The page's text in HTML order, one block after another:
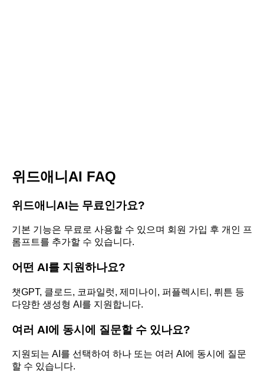
위드애니AI FAQ
위드애니AI는 무료인가요?
기본 기능은 무료로 사용할 수 있으며 회원 가입 후 개인 프
롬프트를 추가할 수 있습니다.
어떤 AI를 지원하나요?
챗GPT, 클로드, 코파일럿, 제미나이, 퍼플렉시티, 뤼튼 등
다양한 생성형 AI를 지원합니다.
여러 AI에 동시에 질문할 수 있나요?
지원되는 AI를 선택하여 하나 또는 여러 AI에 동시에 질문
할 수 있습니다.